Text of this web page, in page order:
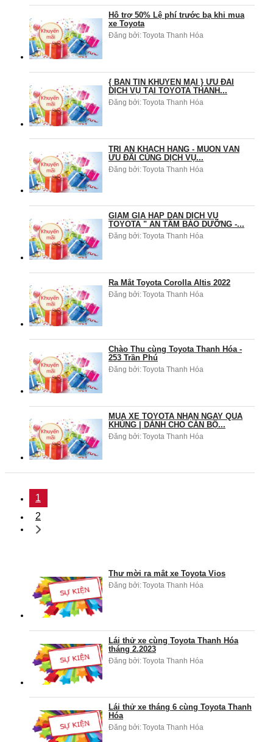
Hỗ trợ 50% Lệ phí trước bạ khi mua
xe Toyota
Đăng bởi:Toyota Thanh Hóa
{ BẢN TIN KHUYẾN MẠI } ƯU ĐÃI
DỊCH VỤ TẠI TOYOTA THANH...
Đăng bởi:Toyota Thanh Hóa
TRI ÂN KHÁCH HÀNG - MUÔN VÀN
ƯU ĐÃI CÙNG DỊCH VỤ...
Đăng bởi:Toyota Thanh Hóa
GIẢM GIÁ HẤP DẪN DỊCH VỤ
TOYOTA " AN TÂM BẢO DƯỠNG -...
Đăng bởi:Toyota Thanh Hóa
Ra Mắt Toyota Corolla Altis 2022
Đăng bởi:Toyota Thanh Hóa
Chào Thu cùng Toyota Thanh Hóa -
253 Trần Phú
Đăng bởi:Toyota Thanh Hóa
MUA XE TOYOTA NHẬN NGAY QUÀ
KHỦNG | DÀNH CHO CÁN BỘ...
Đăng bởi:Toyota Thanh Hóa
1
2
Thư mời ra mắt xe Toyota Vios
Đăng bởi:Toyota Thanh Hóa
Lái thử xe cùng Toyota Thanh Hóa
tháng 2.2023
Đăng bởi:Toyota Thanh Hóa
Lái thử xe tháng 6 cùng Toyota Thanh
Hóa
Đăng bởi:Toyota Thanh Hóa